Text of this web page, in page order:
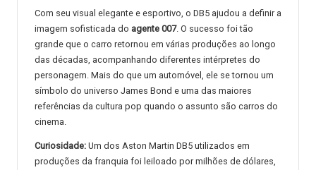
Com seu visual elegante e esportivo, o DB5 ajudou a definir a
imagem sofisticada do agente 007. O sucesso foi tão
grande que o carro retornou em várias produções ao longo
das décadas, acompanhando diferentes intérpretes do
personagem. Mais do que um automóvel, ele se tornou um
símbolo do universo James Bond e uma das maiores
referências da cultura pop quando o assunto são carros do
cinema.
Curiosidade: Um dos Aston Martin DB5 utilizados em
produções da franquia foi leiloado por milhões de dólares,